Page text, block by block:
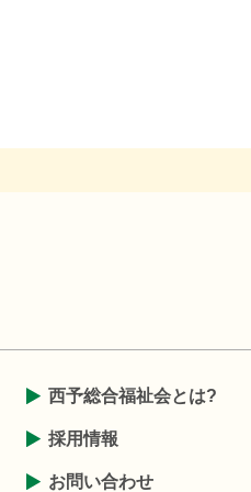
西予総合福祉会とは?
採用情報
お問い合わせ